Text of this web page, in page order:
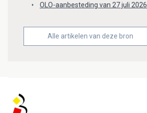
OLO-aanbesteding van 27 juli 2026
Alle artikelen van deze bron